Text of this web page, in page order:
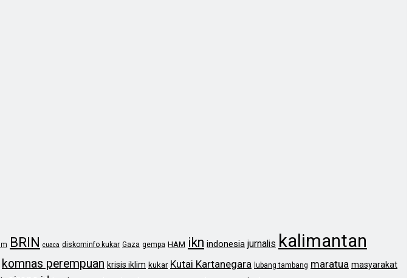
BRIN cuaca diskominfo kukar Gaza gempa HAM ikn indonesia jurnalis kalimantan
komnas perempuan krisis iklim kukar Kutai Kartanegara lubang tambang maratua masyarakat